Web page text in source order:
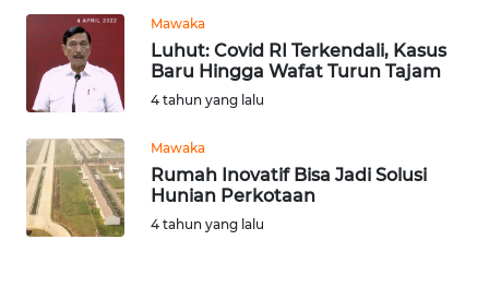
Mawaka
Luhut: Covid RI Terkendali, Kasus
Baru Hingga Wafat Turun Tajam
4 tahun yang lalu
Mawaka
Rumah Inovatif Bisa Jadi Solusi
Hunian Perkotaan
4 tahun yang lalu
WN
PAPUA
BARAT
WN
RIAU
WN
SERAMBI